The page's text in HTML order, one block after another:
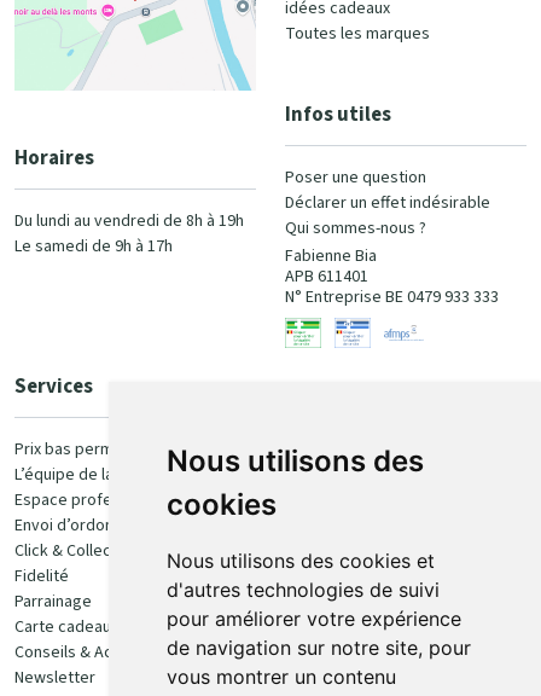
Nous utilisons des
cookies
Nous utilisons des cookies et
d'autres technologies de suivi
pour améliorer votre expérience
de navigation sur notre site, pour
vous montrer un contenu
Horaires
Du lundi au vendredi de 8h à 19h
Le samedi de 9h à 17h
idées cadeaux
Toutes les marques
Infos utiles
Poser une question
Déclarer un effet indésirable
Qui sommes-nous ?
Fabienne Bia
APB 611401
N° Entreprise BE 0479 933 333
Services
Prix bas permanent
L’équipe de la pharmacie
Espace professionnel
Envoi d’ordonnance
Click & Collect
Fidelité
Parrainage
Carte cadeau
Conseils & Actualités
Newsletter
100% sécurisé
Retrait et livraison